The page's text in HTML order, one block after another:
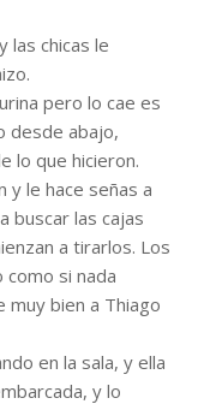
las chicas le
pero lo cae es
desde abajo,
lo que hicieron.
y le hace señas a
buscar las cajas
a tirarlos. Los
como si nada
muy bien a Thiago
en la sala, y ella
y lo